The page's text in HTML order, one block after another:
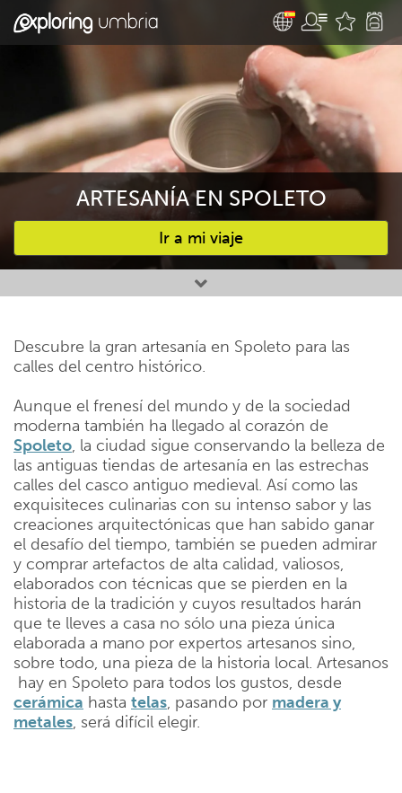
ARTESANÍA EN SPOLETO
Ir a mi viaje
Favourites
Descubre la gran artesanía en Spoleto para las
calles del centro histórico.
Aunque el frenesí del mundo y de la sociedad
moderna también ha llegado al corazón de
Spoleto, la ciudad sigue conservando la belleza de
las antiguas tiendas de artesanía en las estrechas
calles del casco antiguo medieval. Así como las
exquisiteces culinarias con su intenso sabor y las
creaciones arquitectónicas que han sabido ganar
el desafío del tiempo, también se pueden admirar
y comprar artefactos de alta calidad, valiosos,
elaborados con técnicas que se pierden en la
historia de la tradición y cuyos resultados harán
que te lleves a casa no sólo una pieza única
elaborada a mano por expertos artesanos sino,
sobre todo, una pieza de la historia local. Artesanos
hay en Spoleto para todos los gustos, desde
cerámica hasta telas, pasando por madera y
metales, será difícil elegir.